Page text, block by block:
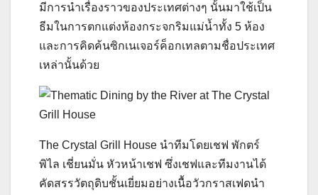
มีการนำเรื่องราวของประเทศต่างๆ นั้นมาใช้เป็น
ธีมในการตกแต่งห้องกระจกริมแม่น้ำทั้ง 5 ห้อง
และการคิดค้นซิกเนเจอร์ค็อกเทลตามชื่อประเทศ
เหล่านั้นด้วย
The Crystal Grill House นำทีมโดยเชฟ พักตร์
พิไล เชี่ยนมั่น หัวหน้าเชฟ ซึ่งเชฟและทีมงานได้
คัดสรรวัตถุดิบชั้นเยี่ยมอย่างเนื้อวัวกราสเฟดนำ